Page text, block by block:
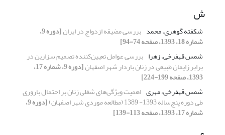
ش
شکفته گوهری، محمد بررسی مضیقه‌ ازدواج در ایران [دوره 9،
شماره 18، 1393، صفحه 74-94]
شمس قهفرخی، زهرا بررسی عوامل تعیین‌کننده تصمیم سزارین در
برابر زایمان طبیعی در زنان باردار شهر اصفهان [دوره 9، شماره 17،
1393، صفحه 199-224]
شمس قهفرخی، مهری اهمیت ویژگی‌های شغلی زنان بر احتمال باروری
طی دوره پنج‌ساله 1393- 1389 (مطالعه موردی شهر اصفهان) [دوره 9،
شماره 17، 1393، صفحه 113-139]